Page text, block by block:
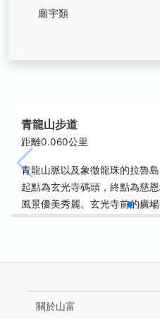
廟宇類
青龍山步道
距離0.060公里
青龍山脈以及象徵龍珠的拉魯
起點為玄光寺碼頭，終點為慈
風景優美秀麗。玄光寺前的廣
關於山富